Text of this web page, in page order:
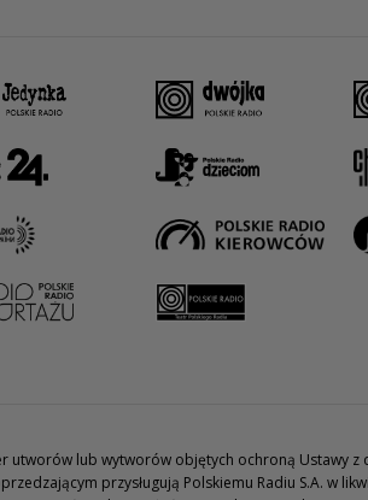
utworów lub wytworów objętych ochroną Ustawy z
przysługują Polskiemu Radiu S.A. w